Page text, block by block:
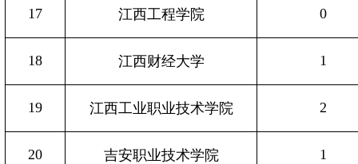
17 江西工程学院 0
18 江西财经大学 1
19 江西工业职业技术学院 2
20 吉安职业技术学院 1